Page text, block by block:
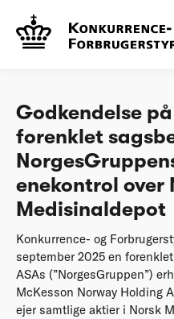
Afgørelser
Godkendelse
forenklet
enekontrol over
Medisinaldepot
Konkurrence- og
september 2025 en
ASAs (”NorgesGruppen”)
McKesson Norway Holding
ejer samtlige aktier i Norsk